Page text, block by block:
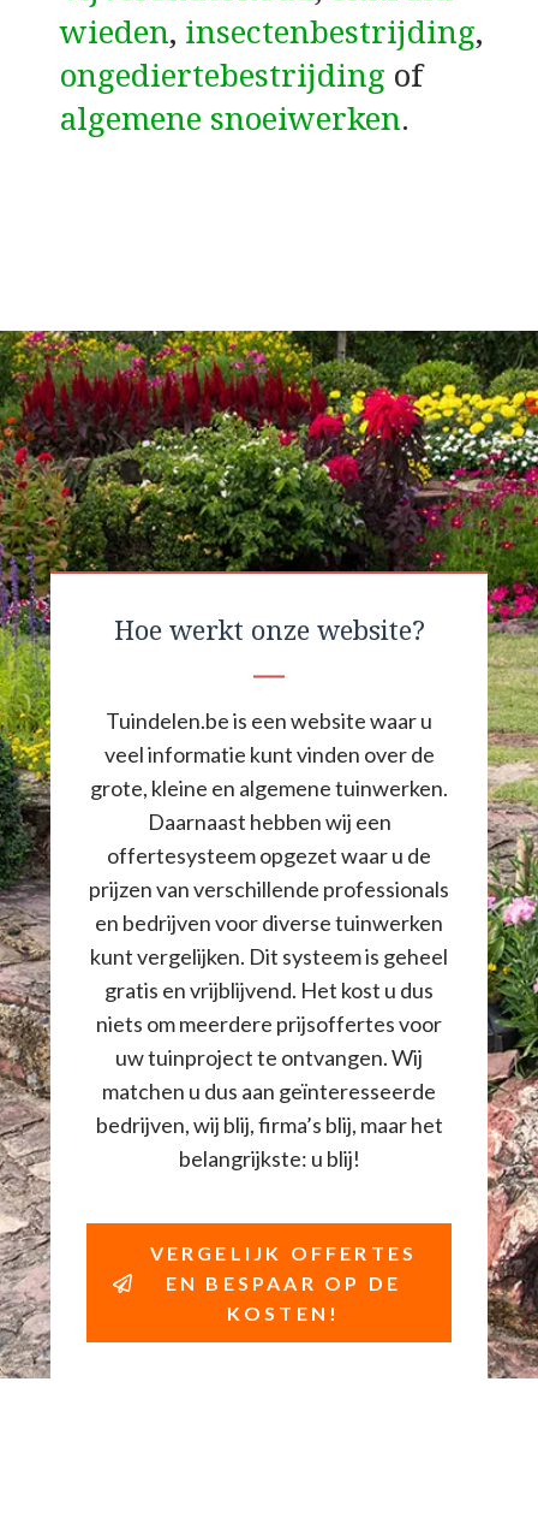
wieden, insectenbestrijding,
ongediertebestrijding of
algemene snoeiwerken.
Hoe werkt onze website?
Tuindelen.be is een website waar u
veel informatie kunt vinden over de
grote, kleine en algemene tuinwerken.
Daarnaast hebben wij een
offertesysteem opgezet waar u de
prijzen van verschillende professionals
en bedrijven voor diverse tuinwerken
kunt vergelijken. Dit systeem is geheel
gratis en vrijblijvend. Het kost u dus
niets om meerdere prijsoffertes voor
uw tuinproject te ontvangen. Wij
matchen u dus aan geïnteresseerde
bedrijven, wij blij, firma’s blij, maar het
belangrijkste: u blij!
VERGELIJK OFFERTES
EN BESPAAR OP DE
KOSTEN!